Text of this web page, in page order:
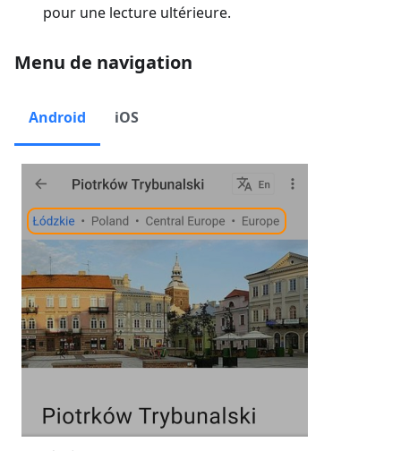
pour une lecture ultérieure.
Menu de navigation
Android iOS